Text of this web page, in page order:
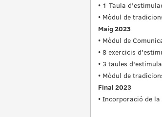
• 1 Taula
• Mòdul de
Maig 2023
• Mòdul de
• 8 exercicis
• 3 taules
• Mòdul de
Final 2023
• Incorporació de